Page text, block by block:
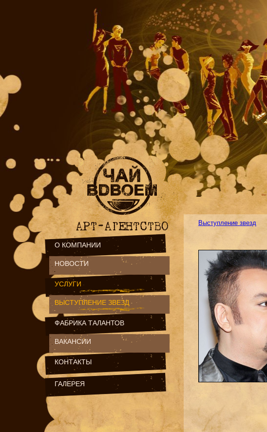
Выступление звезд
О КОМПАНИИ
НОВОСТИ
УСЛУГИ
ВЫСТУПЛЕНИЕ ЗВЕЗД
ФАБРИКА ТАЛАНТОВ
ВАКАНСИИ
КОНТАКТЫ
ГАЛЕРЕЯ